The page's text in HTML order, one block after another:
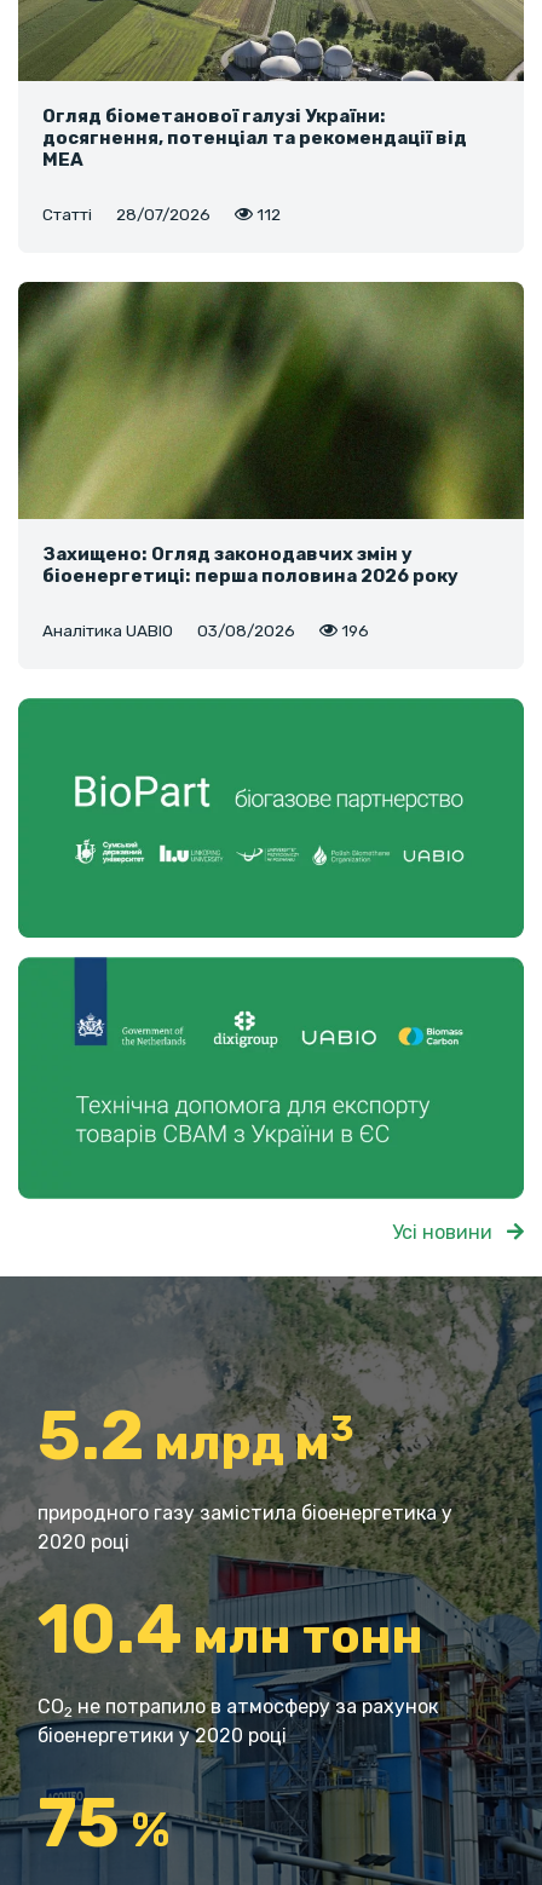
Огляд біометанової галузі України:
досягнення, потенціал та рекомендації від
МЕА
Статті 28/07/2026 112
Захищено: Огляд законодавчих змін у
біоенергетиці: перша половина 2026 року
Аналітика UABIO 03/08/2026 196
Усі новини
5.2 млрд м3
природного газу замістила біоенергетика у
2020 році
10.4 млн тонн
CO2 не потрапило в атмосферу за рахунок
біоенергетики у 2020 році
75%